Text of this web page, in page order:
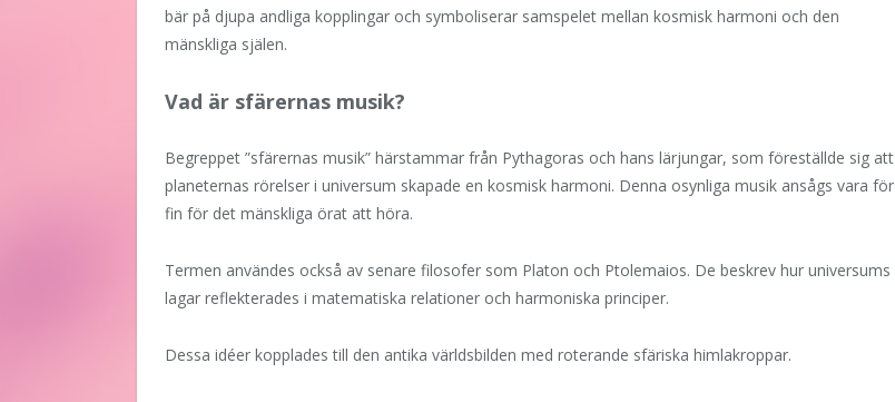
bär på djupa andliga kopplingar och symboliserar samspelet mellan kosmisk harmoni och den
mänskliga själen.
Vad är sfärernas musik?
Begreppet ”sfärernas musik” härstammar från Pythagoras och hans lärjungar, som föreställde sig att
planeternas rörelser i universum skapade en kosmisk harmoni. Denna osynliga musik ansågs vara för
fin för det mänskliga örat att höra.
Termen användes också av senare filosofer som Platon och Ptolemaios. De beskrev hur universums
lagar reflekterades i matematiska relationer och harmoniska principer.
Dessa idéer kopplades till den antika världsbilden med roterande sfäriska himlakroppar.